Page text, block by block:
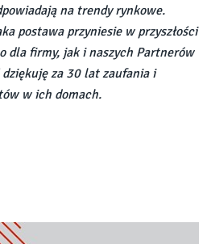
na trendy rynkowe.
postawa przyniesie w przyszłości
dla firmy, jak i naszych Partnerów
za 30 lat zaufania i
w ich domach.